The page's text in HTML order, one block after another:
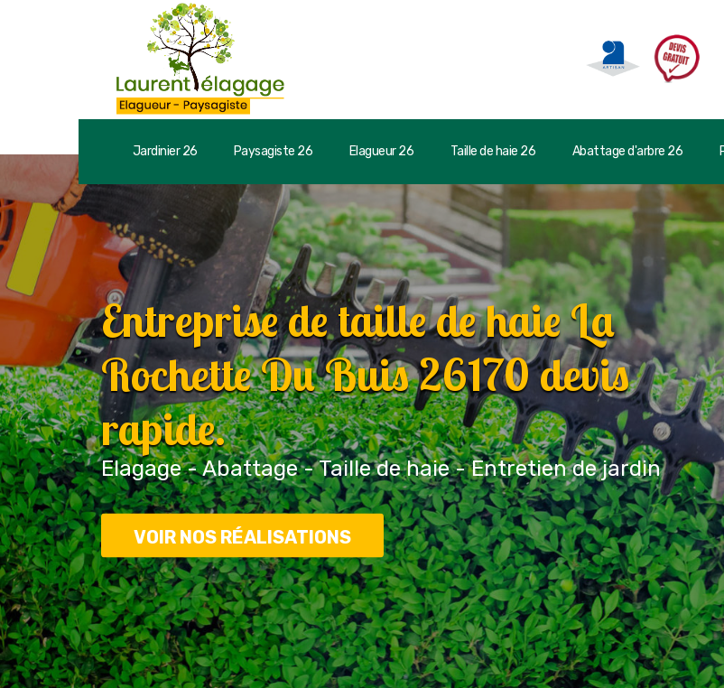
Jardinier 26 Paysagiste 26 Elagueur 26 Taille de haie 26 Abattage d'arbre 26
Entreprise de taille de haie La
Rochette Du Buis 26170 devis
rapide.
Elagage - Abattage - Taille de haie - Entretien de jardin
VOIR NOS RÉALISATIONS